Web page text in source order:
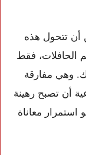
أن تتحول هذه
الحافلات، فقط
وهي مفارقة
أن تصبح رهينة
استمرار معاناة